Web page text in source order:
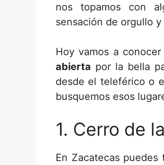
nos topamos con
sensación de orgullo
Hoy vamos a
abierta por la bella
desde el teleférico o
busquemos esos
1. Cerro de
En Zacatecas